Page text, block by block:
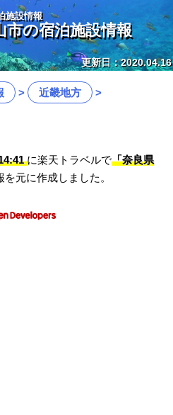
施設情報
市の宿泊施設情報
更新日：2020.04.16
近畿地方
に楽天トラベルで「奈良県
元に作成しました。